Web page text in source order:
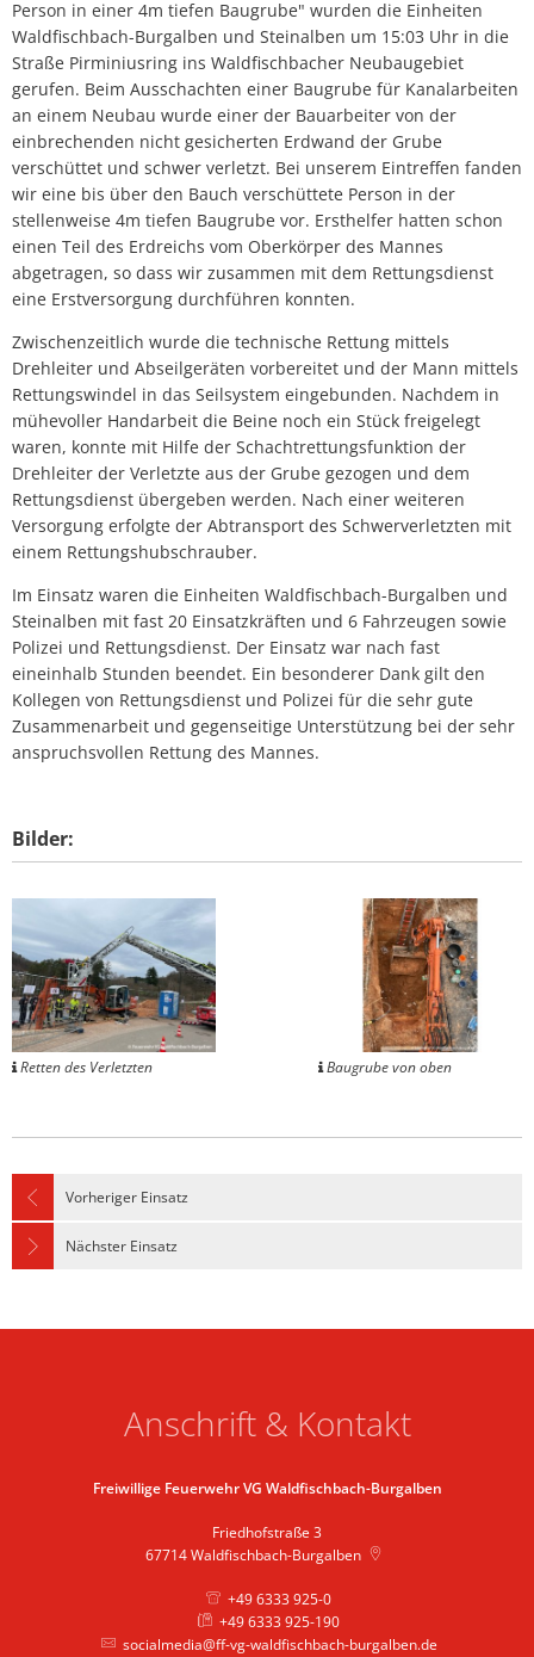
Person in einer 4m tiefen Baugrube" wurden die Einheiten
Waldfischbach-Burgalben und Steinalben um 15:03 Uhr in die
Straße Pirminiusring ins Waldfischbacher Neubaugebiet
gerufen. Beim Ausschachten einer Baugrube für Kanalarbeiten
an einem Neubau wurde einer der Bauarbeiter von der
einbrechenden nicht gesicherten Erdwand der Grube
verschüttet und schwer verletzt. Bei unserem Eintreffen fanden
wir eine bis über den Bauch verschüttete Person in der
stellenweise 4m tiefen Baugrube vor. Ersthelfer hatten schon
einen Teil des Erdreichs vom Oberkörper des Mannes
abgetragen, so dass wir zusammen mit dem Rettungsdienst
eine Erstversorgung durchführen konnten.
Zwischenzeitlich wurde die technische Rettung mittels
Drehleiter und Abseilgeräten vorbereitet und der Mann mittels
Rettungswindel in das Seilsystem eingebunden. Nachdem in
mühevoller Handarbeit die Beine noch ein Stück freigelegt
waren, konnte mit Hilfe der Schachtrettungsfunktion der
Drehleiter der Verletzte aus der Grube gezogen und dem
Rettungsdienst übergeben werden. Nach einer weiteren
Versorgung erfolgte der Abtransport des Schwerverletzten mit
einem Rettungshubschrauber.
Im Einsatz waren die Einheiten Waldfischbach-Burgalben und
Steinalben mit fast 20 Einsatzkräften und 6 Fahrzeugen sowie
Polizei und Rettungsdienst. Der Einsatz war nach fast
eineinhalb Stunden beendet. Ein besonderer Dank gilt den
Kollegen von Rettungsdienst und Polizei für die sehr gute
Zusammenarbeit und gegenseitige Unterstützung bei der sehr
anspruchsvollen Rettung des Mannes.
Bilder:
Retten des Verletzten Baugrube von oben
Vorheriger Einsatz
Nächster Einsatz
Anschrift & Kontakt
Freiwillige Feuerwehr VG Waldfischbach-Burgalben
Friedhofstraße 3
67714 Waldfischbach-Burgalben
+49 6333 925-0
+49 6333 925-190
socialmedia@ff-vg-waldfischbach-burgalben.de